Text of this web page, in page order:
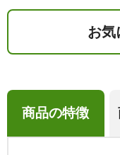
お気
商品の特徴